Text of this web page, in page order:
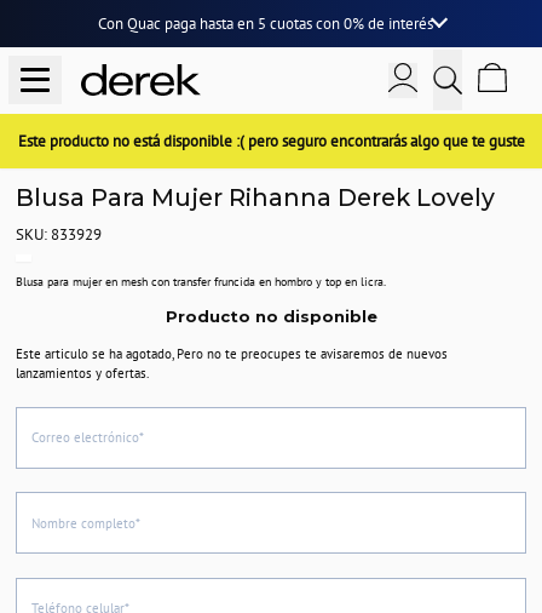
Con Quac paga hasta en 5 cuotascon0% de interés
Este producto no está disponible :( pero seguro encontrarás algo que te guste
Blusa Para Mujer Rihanna Derek Lovely
SKU: 833929
Blusa para mujer en mesh con transfer fruncida en hombro y top en licra.
Producto no disponible
Este articulo se ha agotado, Pero no te preocupes te avisaremos de nuevos
lanzamientos y ofertas.
Correo electrónico*
Nombre completo*
Teléfono celular*